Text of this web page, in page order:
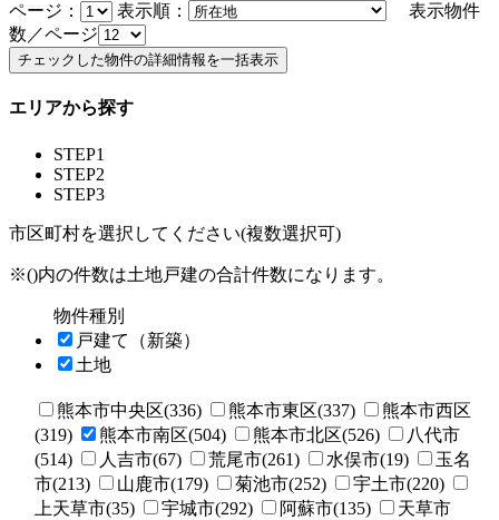
ページ：
表示順：
表示物件
数／ページ
エリアから探す
STEP1
STEP2
STEP3
市区町村を選択してください(複数選択可)
※()内の件数は土地戸建の合計件数になります。
物件種別
戸建て（新築）
土地
熊本市中央区(336) 熊本市東区(337)
熊本市西区
(319)
熊本市南区(504) 熊本市北区(526)
八代市
(514)
人吉市(67) 荒尾市(261) 水俣市(19)
玉名
市(213)
山鹿市(179) 菊池市(252)
宇土市(220)
上天草市(35)
宇城市(292) 阿蘇市(135)
天草市